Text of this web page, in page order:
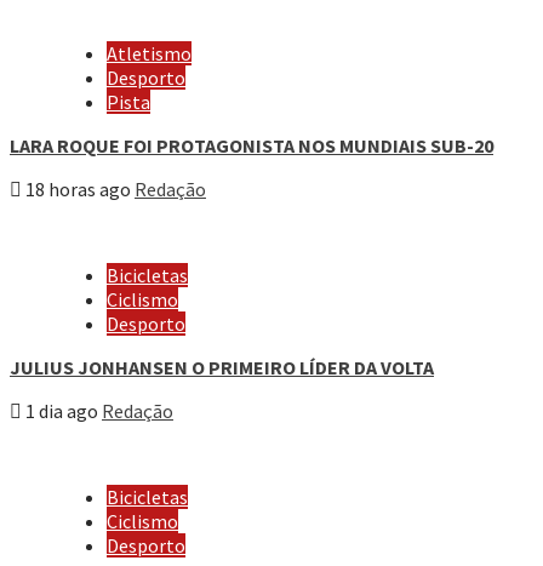
Atletismo
Desporto
Pista
LARA ROQUE FOI PROTAGONISTA NOS MUNDIAIS SUB-20
18 horas ago Redação
Bicicletas
Ciclismo
Desporto
JULIUS JONHANSEN O PRIMEIRO LÍDER DA VOLTA
1 dia ago Redação
Bicicletas
Ciclismo
Desporto